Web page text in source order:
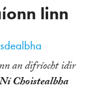
linn
an difríocht idir
Choistealbha